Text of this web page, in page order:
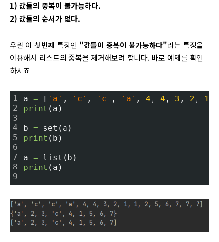
1) 값들의 중복이 불가능하다.
2) 값들의 순서가 없다.
우린 이 첫번째 특징인 "값들이 중복이 불가능하다"라는 특징을
이용해서 리스트의 중복을 제거해보려 합니다. 바로 예제를 확인
하시죠
1
2
3
4
5
6
7
8
9
a = [ 'a' , 'c' , 'c' , 'a' , 4 , 4 , 3 , 2 , 1
print (a)
b = set(a)
print (b)
a = list(b)
print (a)